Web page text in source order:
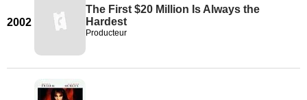
2002
The First $20 Million Is Always the
Hardest
Producteur